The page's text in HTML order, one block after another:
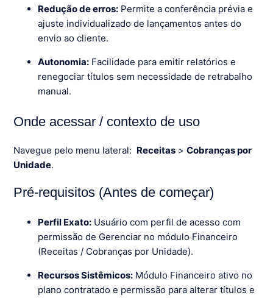
Redução de erros: Permite a conferência prévia e
ajuste individualizado de lançamentos antes do
envio ao cliente.
Autonomia: Facilidade para emitir relatórios e
renegociar títulos sem necessidade de retrabalho
manual.
Onde acessar / contexto de uso
Navegue pelo menu lateral: Receitas >Cobranças por
Unidade.
Pré-requisitos (Antes de começar)
Perfil Exato: Usuário com perfil de acesso com
permissão de Gerenciar no módulo Financeiro
(Receitas / Cobranças por Unidade).
Recursos Sistêmicos: Módulo Financeiro ativo no
plano contratado e permissão para alterar títulos e